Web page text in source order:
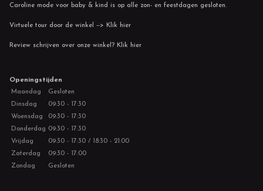
Caroline mode voor baby & kind is op alle zon- en feestdagen gesloten.
Virtuele tour door de winkel --> Klik hier
Review schrijven over onze winkel? Klik hier
Openingstijden
Maandag
Gesloten
Dinsdag
09:30 - 17:30
Woensdag
09:30 - 17:30
Donderdag 09:30 - 17:30
Vrijdag
09:30 - 17:30 / 18:30 - 21:00
Zaterdag
09:30 - 17:00
Zondag
Gesloten